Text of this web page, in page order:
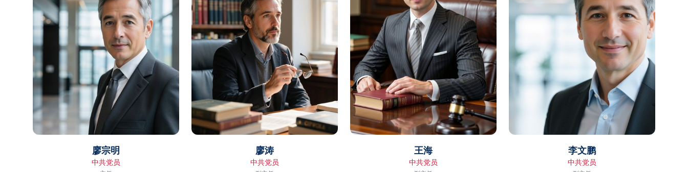
廖宗明
中共党员
廖涛
中共党员
王海
中共党员
李文鹏
中共党员